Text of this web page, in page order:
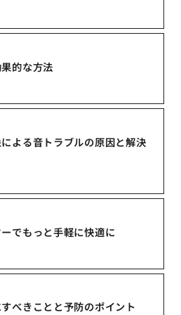
的な方法
よる音トラブルの原因と解決
でもっと手軽に快適に
べきことと予防のポイント